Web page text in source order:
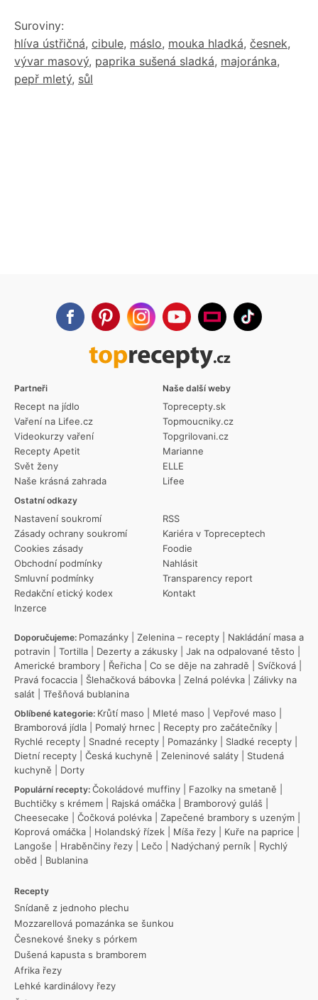
Suroviny:
hlíva ústřičná, cibule, máslo, mouka hladká, česnek,
vývar masový, paprika sušená sladká, majoránka,
pepř mletý, sůl
Partneři
Recept na jídlo
Vaření na Lifee.cz
Videokurzy vaření
Recepty Apetit
Svět ženy
Naše krásná zahrada
Ostatní odkazy
Nastavení soukromí
Zásady ochrany soukromí
Cookies zásady
Obchodní podmínky
Smluvní podmínky
Redakční etický kodex
Inzerce
RSS
Kariéra v Topreceptech
Foodie
Nahlásit
Transparency report
Kontakt
Naše další weby
Toprecepty.sk
Topmoucniky.cz
Topgrilovani.cz
Marianne
ELLE
Lifee
Doporučujeme: Pomazánky Zelenina – recepty
Nakládání masa a
potravin
Tortilla Dezerty a zákusky Jak na odpalované těsto
Americké brambory
Řeřicha Co se děje na zahradě Svíčková
Pravá focaccia
Šlehačková bábovka Zelná polévka
Zálivky na
salát
Třešňová bublanina
Oblíbené kategorie: Krůtí maso Mleté maso Vepřové maso
Bramborová jídla
Pomalý hrnec Recepty pro začátečníky
Rychlé recepty
Snadné recepty Pomazánky Sladké recepty
Dietní recepty
Česká kuchyně Zeleninové saláty
Studená
kuchyně
Dorty
Populární recepty: Čokoládové muffiny Fazolky na smetaně
Buchtičky s krémem
Rajská omáčka Bramborový guláš
Cheesecake
Čočková polévka Zapečené brambory s uzeným
Koprová omáčka
Holandský řízek Míša řezy Kuře na paprice
Langoše
Hraběnčiny řezy Lečo Nadýchaný perník
Rychlý
oběd
Bublanina
Recepty
Snídaně z jednoho plechu
Mozzarellová pomazánka se šunkou
Česnekové šneky s pórkem
Dušená kapusta s bramborem
Afrika řezy
Lehké kardinálovy řezy